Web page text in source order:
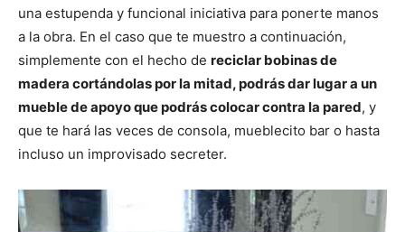
una estupenda y funcional iniciativa para ponerte manos
a la obra. En el caso que te muestro a continuación,
simplemente con el hecho de reciclar bobinas de
madera cortándolas por la mitad, podrás dar lugar a un
mueble de apoyo que podrás colocar contra la pared, y
que te hará las veces de consola, mueblecito bar o hasta
incluso un improvisado secreter.